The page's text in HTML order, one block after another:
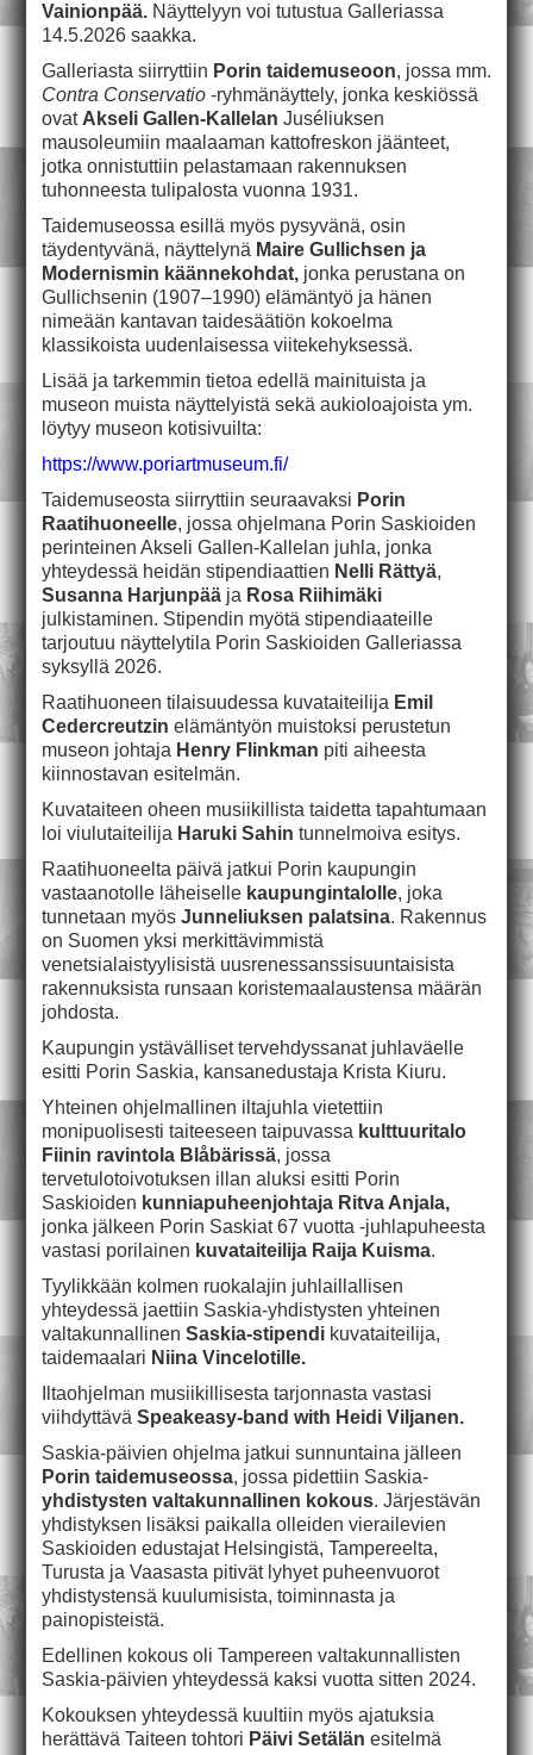
Vainionpää.Näyttelyyn voi tutustua Galleriassa
14.5.2026 saakka.
Galleriasta siirryttiin Porin taidemuseoon, jossa mm.
Contra Conservatio-ryhmänäyttely, jonka keskiössä
ovat Akseli Gallen-Kallelan Juséliuksen
mausoleumiin maalaaman kattofreskon jäänteet,
jotka onnistuttiin pelastamaan rakennuksen
tuhonneesta tulipalosta vuonna 1931.
Taidemuseossa esillä myös pysyvänä, osin
täydentyvänä, näyttelynä Maire Gullichsen ja
Modernismin käännekohdat, jonka perustana on
Gullichsenin (1907–1990) elämäntyö ja hänen
nimeään kantavan taidesäätiön kokoelma
klassikoista uudenlaisessa viitekehyksessä.
Lisää ja tarkemmin tietoa edellä mainituista ja
museon muista näyttelyistä sekä aukioloajoista ym.
löytyy museon kotisivuilta:
https://www.poriartmuseum.fi/
Taidemuseosta siirryttiin seuraavaksi Porin
Raatihuoneelle, jossa ohjelmana Porin Saskioiden
perinteinen Akseli Gallen-Kallelan juhla, jonka
yhteydessä heidän stipendiaattien Nelli Rättyä,
Susanna Harjunpää ja Rosa Riihimäki
julkistaminen. Stipendin myötä stipendiaateille
tarjoutuu näyttelytila Porin Saskioiden Galleriassa
syksyllä 2026.
Raatihuoneen tilaisuudessa kuvataiteilija Emil
Cedercreutzin elämäntyön muistoksi perustetun
museon johtaja Henry Flinkman piti aiheesta
kiinnostavan esitelmän.
Kuvataiteen oheen musiikillista taidetta tapahtumaan
loi viulutaiteilija Haruki Sahin tunnelmoiva esitys.
Raatihuoneelta päivä jatkui Porin kaupungin
vastaanotolle läheiselle kaupungintalolle, joka
tunnetaan myös Junneliuksen palatsina. Rakennus
on Suomen yksi merkittävimmistä
venetsialaistyylisistä uusrenessanssisuuntaisista
rakennuksista runsaan koristemaalaustensa määrän
johdosta.
Kaupungin ystävälliset tervehdyssanat juhlaväelle
esitti Porin Saskia, kansanedustaja Krista Kiuru.
Yhteinen ohjelmallinen iltajuhla vietettiin
monipuolisesti taiteeseen taipuvassa kulttuuritalo
Fiinin ravintola Blåbärissä, jossa
tervetulotoivotuksen illan aluksi esitti Porin
Saskioiden kunniapuheenjohtaja Ritva Anjala,
jonka jälkeen Porin Saskiat 67 vuotta -juhlapuheesta
vastasi porilainen kuvataiteilija Raija Kuisma.
Tyylikkään kolmen ruokalajin juhlaillallisen
yhteydessä jaettiin Saskia-yhdistysten yhteinen
valtakunnallinen Saskia-stipendikuvataiteilija,
taidemaalari Niina Vincelotille.
Iltaohjelman musiikillisesta tarjonnasta vastasi
viihdyttävä Speakeasy-band with Heidi Viljanen.
Saskia-päivien ohjelma jatkui sunnuntaina jälleen
Porin taidemuseossa, jossa pidettiin Saskia-
yhdistysten valtakunnallinen kokous. Järjestävän
yhdistyksen lisäksi paikalla olleiden vierailevien
Saskioiden edustajat Helsingistä, Tampereelta,
Turusta ja Vaasasta pitivät lyhyet puheenvuorot
yhdistystensä kuulumisista, toiminnasta ja
painopisteistä.
Edellinen kokous oli Tampereen valtakunnallisten
Saskia-päivien yhteydessä kaksi vuotta sitten 2024.
Kokouksen yhteydessä kuultiin myös ajatuksia
herättävä Taiteen tohtori Päivi Setälän esitelmä